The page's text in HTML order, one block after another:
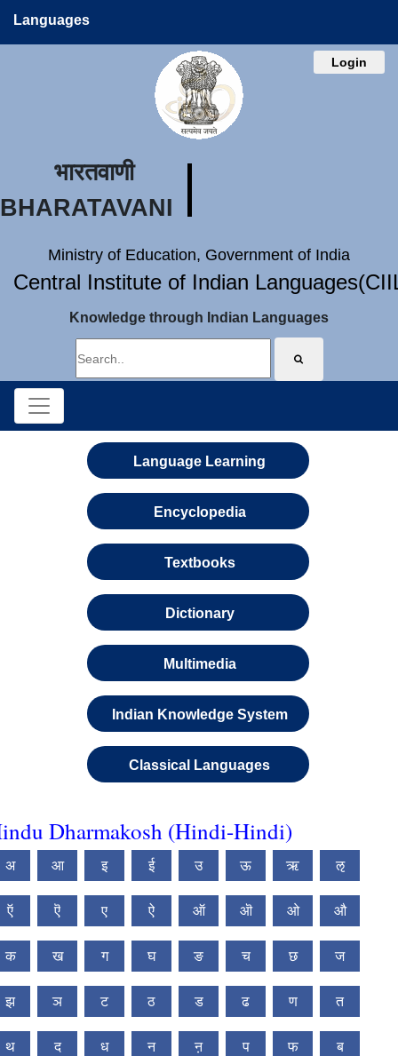
Languages
Login
भारतवाणी
BHARATAVANI
Ministry of Education, Government of India
Central Institute of Indian
Knowledge through Indian Languages
Language Learning
Encyclopedia
Textbooks
Dictionary
Multimedia
Indian Knowledge System
Classical Languages
Dharmakosh (Hindi-Hindi)
अ आ इ ई उ ऊ ऋ ऌ
ऍ ऎ ए ऐ ऑ ऒ ओ औ
क ख ग घ ङ च छ ज
झ ञ ट ठ ड ढ ण त
थ द ध न ऩ प फ ब